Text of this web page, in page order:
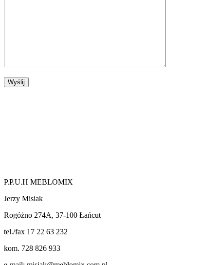
P.P.U.H MEBLOMIX
Jerzy Misiak
Rogóżno 274A, 37-100 Łańcut
tel./fax 17 22 63 232
kom. 728 826 933